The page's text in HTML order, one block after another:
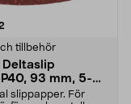
tillbehör
Deltaslip
93 mm, 5-
slippapper. För
5 stjärnor